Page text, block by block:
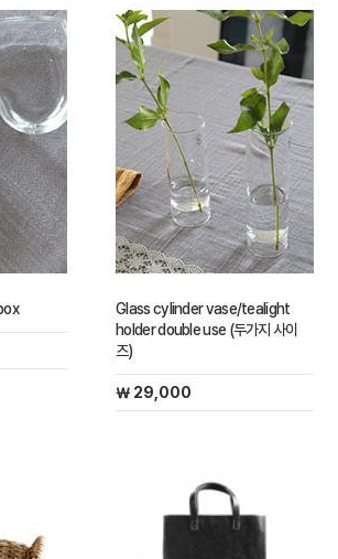
Glass cylinder vase/tealight
holder double use (두가지 사이
즈)
￦ 29,000